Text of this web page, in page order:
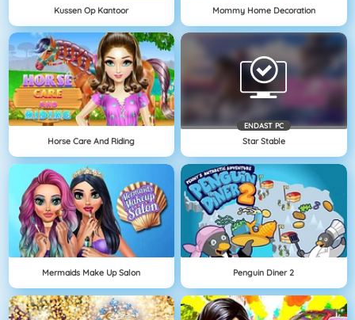
Kussen Op Kantoor Mommy Home Decoration
Horse Care And Riding
ENDAST PC
Star Stable
Mermaids Make Up Salon Penguin Diner 2